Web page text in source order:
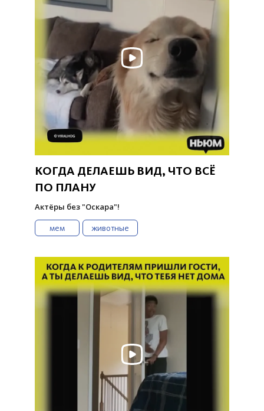
КОГДА ДЕЛАЕШЬ ВИД, ЧТО ВСЁ
ПО ПЛАНУ
Актёры без "Оскара"!
мем животные